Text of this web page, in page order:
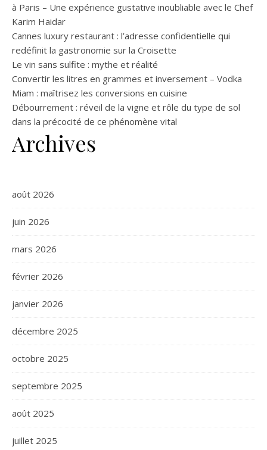
à Paris – Une expérience gustative inoubliable avec le Chef
Karim Haidar
Cannes luxury restaurant : l’adresse confidentielle qui
redéfinit la gastronomie sur la Croisette
Le vin sans sulfite : mythe et réalité
Convertir les litres en grammes et inversement – Vodka
Miam : maîtrisez les conversions en cuisine
Débourrement : réveil de la vigne et rôle du type de sol
dans la précocité de ce phénomène vital
Archives
août 2026
juin 2026
mars 2026
février 2026
janvier 2026
décembre 2025
octobre 2025
septembre 2025
août 2025
juillet 2025